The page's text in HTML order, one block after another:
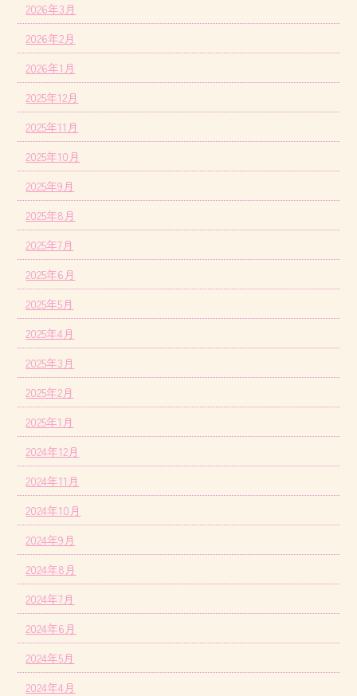
2026年3月
2026年2月
2026年1月
2025年12月
2025年11月
2025年10月
2025年9月
2025年8月
2025年7月
2025年6月
2025年5月
2025年4月
2025年3月
2025年2月
2025年1月
2024年12月
2024年11月
2024年10月
2024年9月
2024年8月
2024年7月
2024年6月
2024年5月
2024年4月